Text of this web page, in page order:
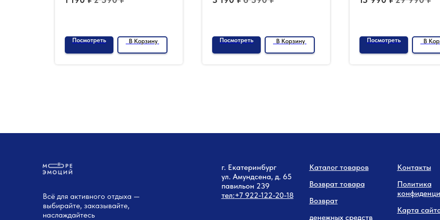
Посмотреть В Корзину Посмотреть В Корзину Посмотреть В
Всё для активного отдыха —
выбирайте, заказывайте,
наслаждайтесь
г. Екатеринбург
ул. Амундсена, д. 65
павильон 239
тел:+7 922-122-20-18
Каталог товаров
Возврат товара
Возврат
денежных средств
Контакты
Политика
Карта